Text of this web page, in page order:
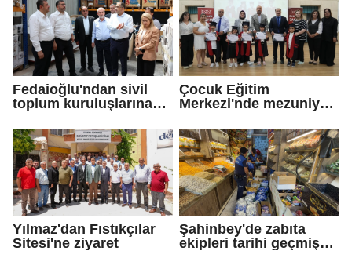
Fedaioğlu'ndan sivil
toplum kuruluşlarına
Çocuk Eğitim
Merkezi'nde mezuniyet
Yılmaz'dan Fıstıkçılar
Sitesi'ne ziyaret
Şahinbey'de zabıta
ekipleri tarihi geçmiş